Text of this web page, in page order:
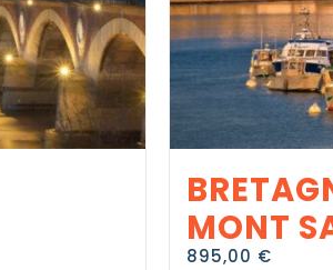
MONT
895,00 €